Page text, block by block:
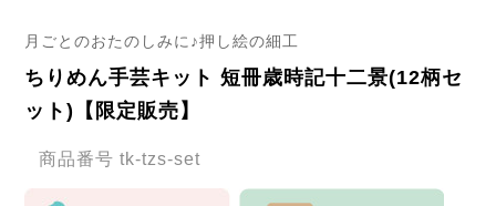
月ごとのおたのしみに♪押し絵の細工
ちりめん手芸キット 短冊歳時記十二景(12柄セ
ット)【限定販売】
商品番号 tk-tzs-set